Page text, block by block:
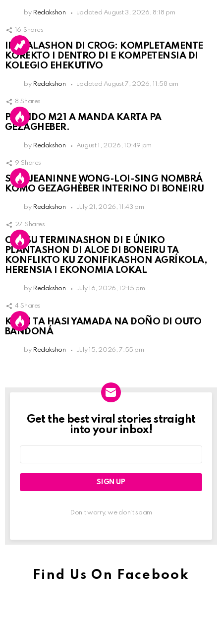
by Redakshon updated August 3, 2026, 8:18 pm
16 Shares
INSTALASHON DI CROG: KOMPLETAMENTE
KOREKTO I DENTRO DI E KOMPETENSIA DI
KOLEGIO EHEKUTIVO
by Redakshon updated August 7, 2026, 11:58 am
8 Shares
PARTIDO M21 A MANDA KARTA PA
GEZAGHEBER.
by Redakshon August 1, 2026, 10:49 pm
9 Shares
SRA. JEANINNE WONG-LOI-SING NOMBRÁ
KOMO GEZAGHÈBER INTERINO DI BONEIRU
by Redakshon July 21, 2026, 11:43 pm
27 Shares
OLB SU TERMINASHON DI E ÚNIKO
PLANTASHON DI ALOE DI BONEIRU TA
KONFLIKTO KU ZONIFIKASHON AGRÍKOLA,
HERENSIA I EKONOMIA LOKAL
by Redakshon July 16, 2026, 12:15 pm
4 Shares
KPCN TA HASI YAMADA NA DOÑO DI OUTO
BANDONÁ
by Redakshon July 15, 2026, 7:55 pm
Newslett
Get the best viral stories straight
into your inbox!
Don't worry, we don't spam
Find Us On Facebook